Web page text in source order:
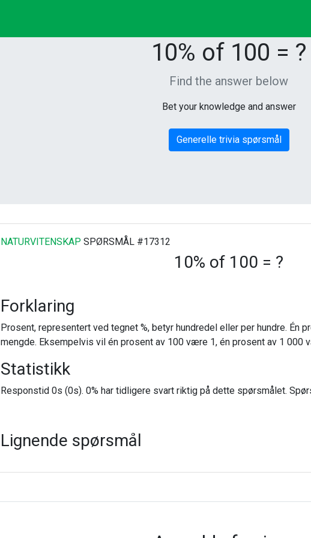
10% of 100 = ?
Find the answer below
Bet your knowledge and answer
Generelle trivia spørsmål
NATURVITENSKAP SPØRSMÅL #17312
10% of 100 = ?
Forklaring
Prosent, representert ved tegnet %, betyr hundredel eller per hundre. Én
mengde. Eksempelvis vil én prosent av 100 være 1, én prosent av 1 000
Statistikk
Responstid 0s (0s). 0% har tidligere svart riktig på dette spørsmålet.
Lignende spørsmål